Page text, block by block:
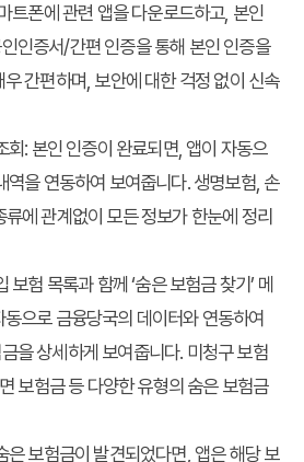
트폰에 관련 앱을 다운로드하고, 본인
인증서/간편 인증을 통해 본인 인증을
간편하며, 보안에 대한 걱정 없이 신속
회: 본인 인증이 완료되면, 앱이 자동으
역을 연동하여 보여줍니다. 생명보험, 손
에 관계없이 모든 정보가 한눈에 정리
보험 목록과 함께 ‘숨은 보험금 찾기’ 메
으로 금융당국의 데이터와 연동하여
을 상세하게 보여줍니다. 미청구 보험
보험금 등 다양한 유형의 숨은 보험금
은 보험금이 발견되었다면, 앱은 해당 보